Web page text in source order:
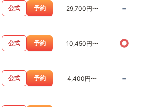
公式 予約 29,700円〜 -
公式 予約 10,450円〜 ○
公式 予約 4,400円〜 -